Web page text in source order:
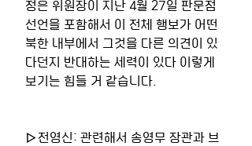
정은 위원장이 지난 4월 27일 판문점
선언을 포함해서 이 전체 행보가 어떤
북한 내부에서 그것을 다른 의견이 있
다던지 반대하는 세력이 있다 이렇게
보기는 힘들 거 같습니다.
▷전영신: 관련해서 송영무 장관과 브